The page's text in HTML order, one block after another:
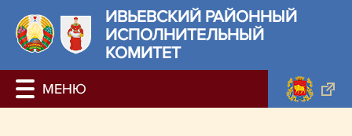
ИВЬЕВСКИЙ РАЙОННЫЙ
ИСПОЛНИТЕЛЬНЫЙ
КОМИТЕТ